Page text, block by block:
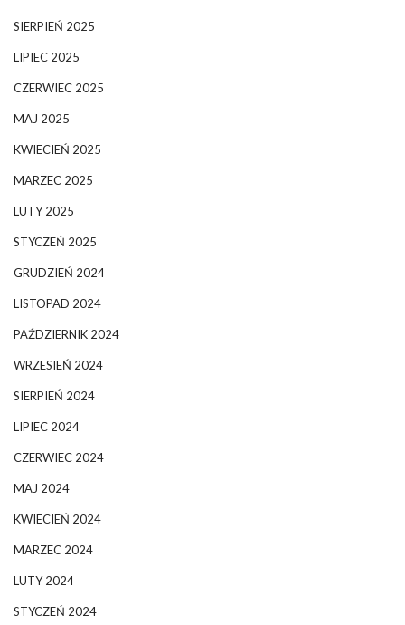
SIERPIEŃ 2025
LIPIEC 2025
CZERWIEC 2025
MAJ 2025
KWIECIEŃ 2025
MARZEC 2025
LUTY 2025
STYCZEŃ 2025
GRUDZIEŃ 2024
LISTOPAD 2024
PAŹDZIERNIK 2024
WRZESIEŃ 2024
SIERPIEŃ 2024
LIPIEC 2024
CZERWIEC 2024
MAJ 2024
KWIECIEŃ 2024
MARZEC 2024
LUTY 2024
STYCZEŃ 2024